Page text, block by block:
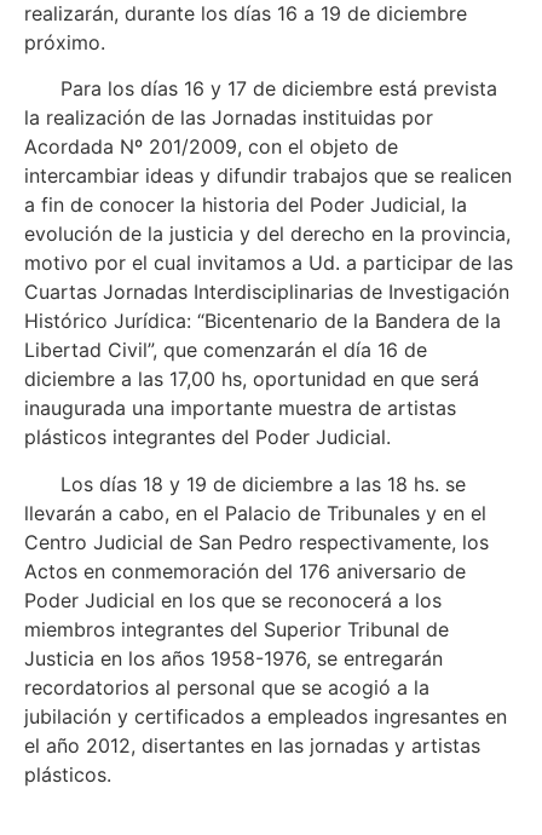
realizarán, durante los días 16 a 19 de diciembre
próximo.
Para los días 16 y 17 de diciembre está prevista
la realización de las Jornadas instituidas por
Acordada Nº 201/2009, con el objeto de
intercambiar ideas y difundir trabajos que se realicen
a fin de conocer la historia del Poder Judicial, la
evolución de la justicia y del derecho en la provincia,
motivo por el cual invitamos a Ud. a participar de las
Cuartas Jornadas Interdisciplinarias de Investigación
Histórico Jurídica: “Bicentenario de la Bandera de la
Libertad Civil”, que comenzarán el día 16 de
diciembre a las 17,00 hs, oportunidad en que será
inaugurada una importante muestra de artistas
plásticos integrantes del Poder Judicial.
Los días 18 y 19 de diciembre a las 18 hs. se
llevarán a cabo, en el Palacio de Tribunales y en el
Centro Judicial de San Pedro respectivamente, los
Actos en conmemoración del 176 aniversario de
Poder Judicial en los que se reconocerá a los
miembros integrantes del Superior Tribunal de
Justicia en los años 1958-1976, se entregarán
recordatorios al personal que se acogió a la
jubilación y certificados a empleados ingresantes en
el año 2012, disertantes en las jornadas y artistas
plásticos.